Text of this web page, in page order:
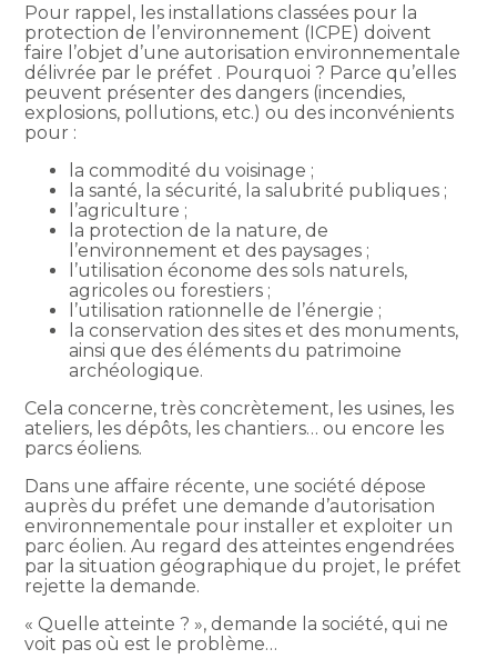
Pour rappel, les installations classées pour la
protection de l’environnement (ICPE) doivent
faire l’objet d’une autorisation environnementale
délivrée par le préfet . Pourquoi ? Parce qu’elles
peuvent présenter des dangers (incendies,
explosions, pollutions, etc.) ou des inconvénients
pour :
la commodité du voisinage ;
la santé, la sécurité, la salubrité publiques ;
l’agriculture ;
la protection de la nature, de
l’environnement et des paysages ;
l’utilisation économe des sols naturels,
agricoles ou forestiers ;
l’utilisation rationnelle de l’énergie ;
la conservation des sites et des monuments,
ainsi que des éléments du patrimoine
archéologique.
Cela concerne, très concrètement, les usines, les
ateliers, les dépôts, les chantiers… ou encore les
parcs éoliens.
Dans une affaire récente, une société dépose
auprès du préfet une demande d’autorisation
environnementale pour installer et exploiter un
parc éolien. Au regard des atteintes engendrées
par la situation géographique du projet, le préfet
rejette la demande.
« Quelle atteinte ? », demande la société, qui ne
voit pas où est le problème…